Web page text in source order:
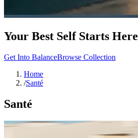
Your Best Self Starts Here
Get Into BalanceBrowse Collection
Home
/Santé
Santé